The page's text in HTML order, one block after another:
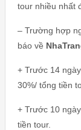
tour nhiều nhất
– Trường hợp
báo về
+ Trước 14
30%/ tổng tiền
+ Trước 10
tiền tour.